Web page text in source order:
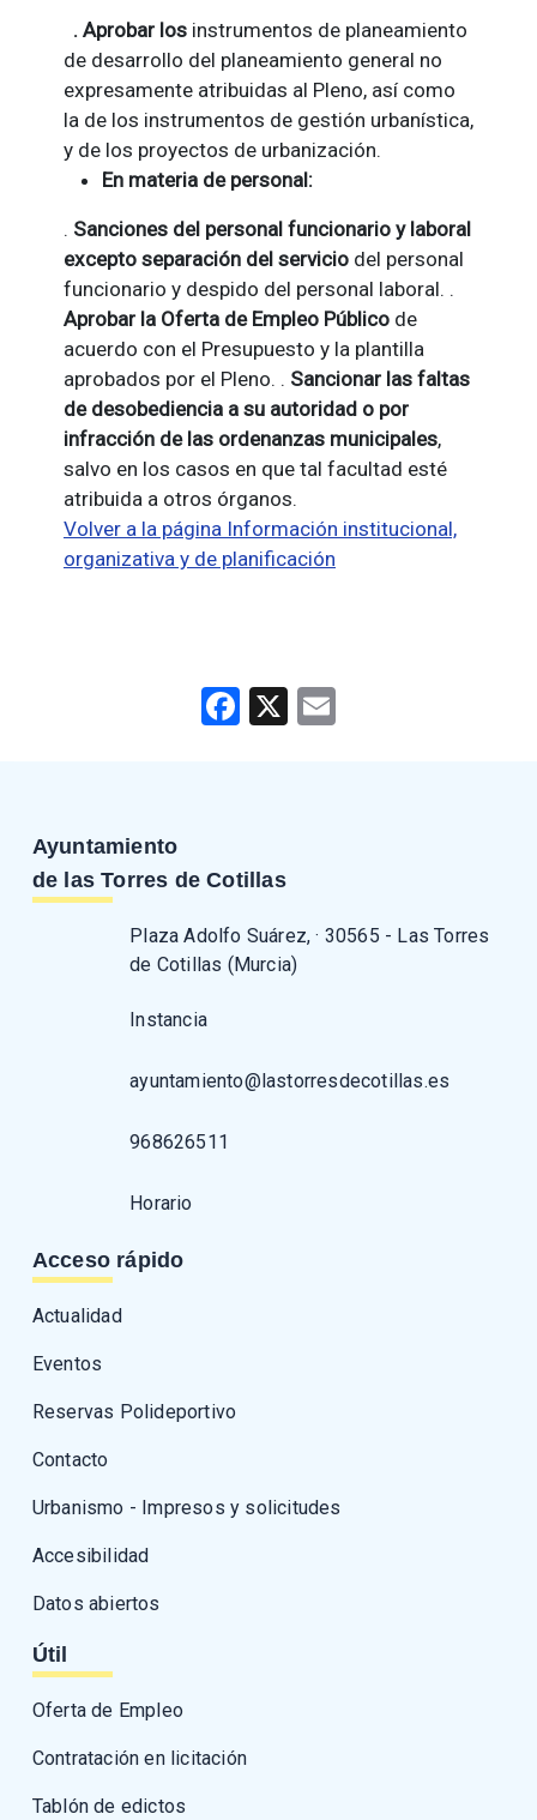
. Aprobar los instrumentos de planeamiento
de desarrollo del planeamiento general no
expresamente atribuidas al Pleno, así como
la de los instrumentos de gestión urbanística,
y de los proyectos de urbanización.
En materia de personal:
. Sanciones del personal funcionario y laboral
excepto separación del servicio del personal
funcionario y despido del personal laboral. .
Aprobar la Oferta de Empleo Público de
acuerdo con el Presupuesto y la plantilla
aprobados por el Pleno. . Sancionar las faltas
de desobediencia a su autoridad o por
infracción de las ordenanzas municipales,
salvo en los casos en que tal facultad esté
atribuida a otros órganos.
Volver a la página Información institucional,
organizativa y de planificación
Facebook
X
Ayuntamiento
de las Torres de Cotillas
Plaza Adolfo Suárez, · 30565 - Las Torres
de Cotillas (Murcia)
Instancia
ayuntamiento@lastorresdecotillas.es
968626511
Horario
Acceso rápido
Actualidad
Eventos
Reservas Polideportivo
Contacto
Urbanismo - Impresos y solicitudes
Accesibilidad
Datos abiertos
Útil
Oferta de Empleo
Contratación en licitación
Tablón de edictos